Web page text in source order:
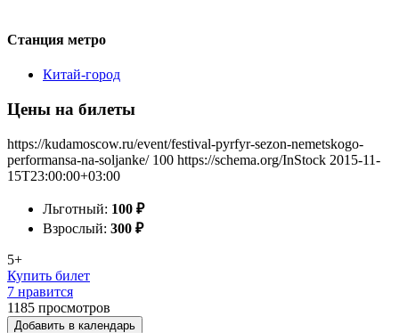
Станция метро
Китай-город
Цены на билеты
https://kudamoscow.ru/event/festival-pyrfyr-sezon-nemetskogo-
performansa-na-soljanke/ 100 https://schema.org/InStock 2015-11-
15T23:00:00+03:00
Льготный: 100 ₽
Взрослый: 300 ₽
5+
Купить билет
7 нравится
1185 просмотров
Добавить в календарь